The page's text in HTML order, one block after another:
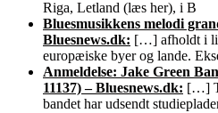
Riga, Letland (læs her), i B
Bluesmusikkens melodi
Bluesnews.dk: […] afholdt i
europæiske byer og lande.
Anmeldelse: Jake Green
11137) – Bluesnews.dk: […]
bandet har udsendt